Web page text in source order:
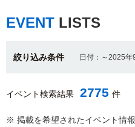
EVENT LISTS
絞り込み条件 日付：～2025年
イベント検索結果 2775 件
※ 掲載を希望されたイベント情